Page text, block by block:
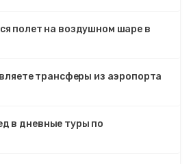
полет на воздушном шаре в
трансферы из аэропорта
в дневные туры по